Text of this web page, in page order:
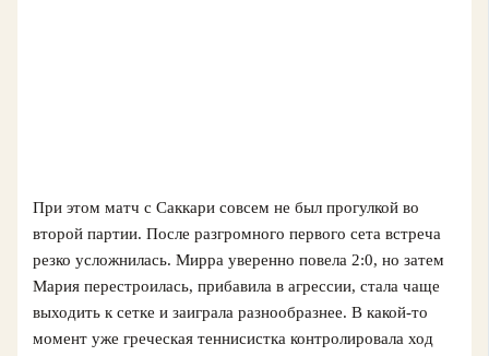
При этом матч с Саккари совсем не был прогулкой во
второй партии. После разгромного первого сета встреча
резко усложнилась. Мирра уверенно повела 2:0, но затем
Мария перестроилась, прибавила в агрессии, стала чаще
выходить к сетке и заиграла разнообразнее. В какой-то
момент уже греческая теннисистка контролировала ход